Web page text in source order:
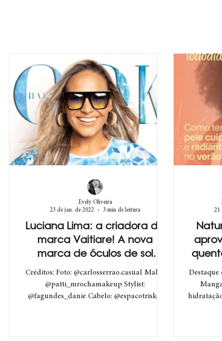
Luciana Lima: a criadora da
marca Vaitiare! A nova
marca de óculos de sol
queridinha dos famosos!
Créditos: Foto: @carlosserrao.casual Make:
@patti_mrochamakeup Stylist:
@fagundes_danie Cabelo: @espacotriskel
Evely Oliveira
23 de jan. de 2022
3 min de leitura
Destaque
21